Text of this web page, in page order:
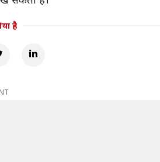
है